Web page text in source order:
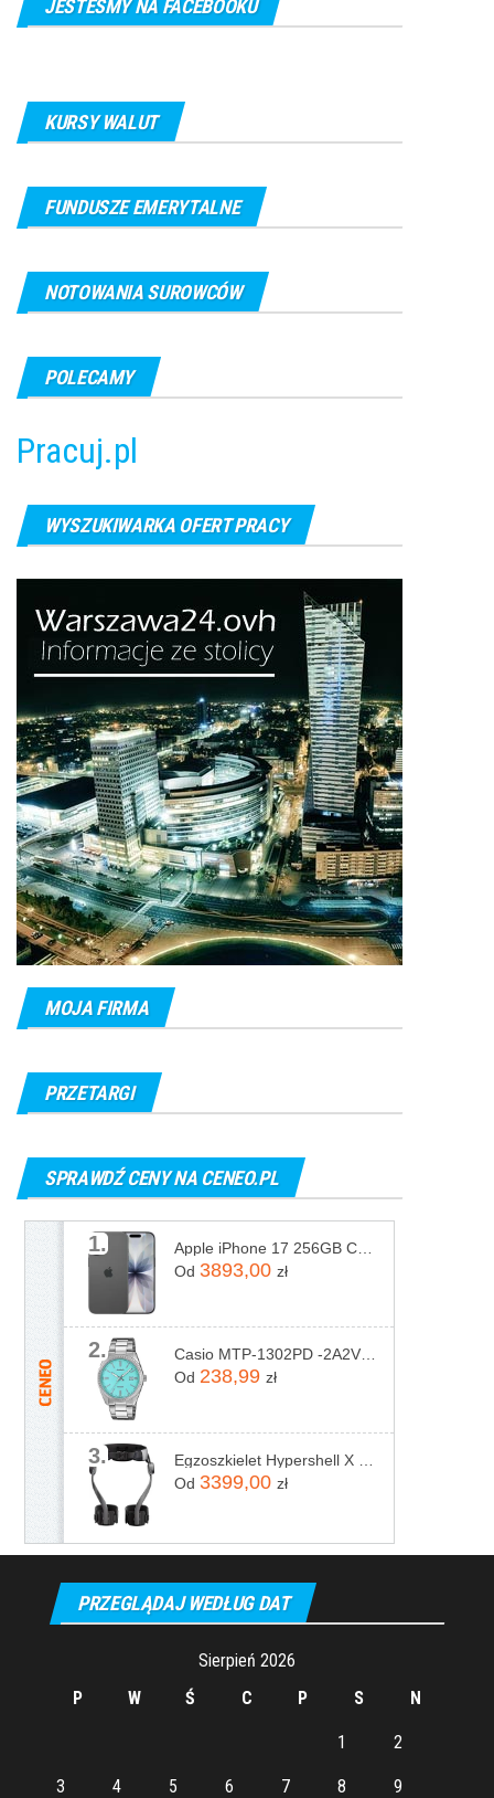
JESTEŚMY NA FACEBOOKU
KURSY WALUT
FUNDUSZE EMERYTALNE
NOTOWANIA SUROWCÓW
POLECAMY
Pracuj.pl
WYSZUKIWARKA OFERT PRACY
MOJA FIRMA
PRZETARGI
SPRAWDŹ CENY NA CENEO.PL
1.
Od 3893,00 zł
2.
Od 238,99 zł
3.
Od 3399,00 zł
PRZEGLĄDAJ WEDŁUG DAT
Sierpień 2026
P
W Ś C P S N
1 2
3 4 5 6 7 8 9